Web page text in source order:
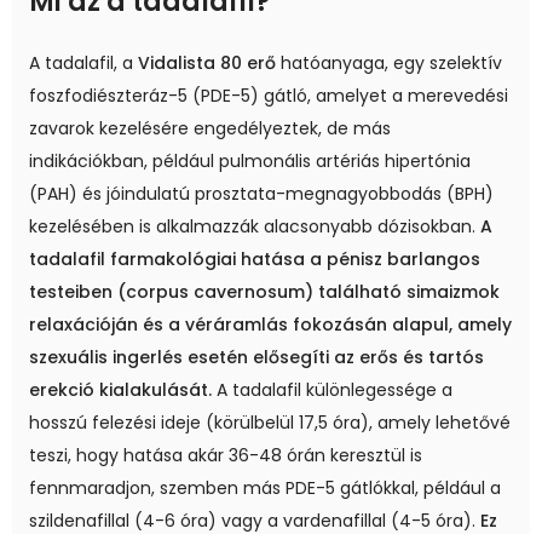
A tadalafil, a Vidalista 80 erő hatóanyaga, egy szelektív
foszfodiészteráz-5 (PDE-5) gátló, amelyet a merevedési
zavarok kezelésére engedélyeztek, de más
indikációkban, például pulmonális artériás hipertónia
(PAH) és jóindulatú prosztata-megnagyobbodás (BPH)
kezelésében is alkalmazzák alacsonyabb dózisokban. A
tadalafil farmakológiai hatása a pénisz barlangos
testeiben (corpus cavernosum) található simaizmok
relaxációján és a véráramlás fokozásán alapul, amely
szexuális ingerlés esetén elősegíti az erős és tartós
erekció kialakulását. A tadalafil különlegessége a
hosszú felezési ideje (körülbelül 17,5 óra), amely lehetővé
teszi, hogy hatása akár 36-48 órán keresztül is
fennmaradjon, szemben más PDE-5 gátlókkal, például a
szildenafillal (4-6 óra) vagy a vardenafillal (4-5 óra). Ez